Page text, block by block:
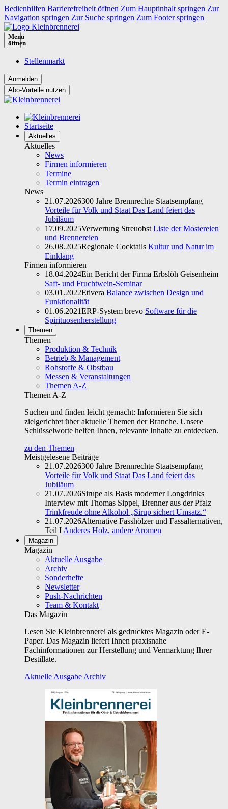
Bedienhilfen Barrierefreiheit öffnen Zum Hauptinhalt springen Zur
Navigation springen Zur Suche springen Zum Footer springen
Menü
öffnen
Stellenmarkt
Abo-Vorteile nutzen
Startseite
Aktuelles
Aktuelles
News
Firmen informieren
Termine
Termin eintragen
News
21.07.2026300 Jahre Brennrechte Staatsempfang
Vorteile für Volk und Staat Das Land feiert das
Jubiläum
17.09.2025Verwertung Streuobst Liste der Mostereien
und Brennereien
26.08.2025Regionale Cocktails Kultur und Natur im
Einklang
Firmen informieren
18.04.2024Ein Bericht der Firma Erbslöh Geisenheim
Saft- und Fruchtwein-Seminar
03.01.2022Etivera Balance zwischen Design und
Funktionalität
01.06.2021ERP-System brevo Software für die
Spirituosenherstellung
Themen
Themen
Produktion & Technik
Betrieb & Management
Rohstoffe & Obstbau
Messen & Veranstaltungen
Themen A-Z
Themen A-Z
Suchen und finden leicht gemacht: Informieren Sie sich
zielgerichtet über aktuelle Themen der Branche. Unsere
Schlüsselworte helfen Ihnen, relevante Inhalte zu entdecken.
zu den Themen
Meistgelesene Beiträge
21.07.2026300 Jahre Brennrechte Staatsempfang
Vorteile für Volk und Staat Das Land feiert das
Jubiläum
21.07.2026Sirupe als Basis moderner Longdrinks
Interview mit Thomas Sippel, Brenner aus der Pfalz
Trinkfreude ohne Alkohol „Sirup sichert Umsatz.“
21.07.2026Alternative Fasshölzer und Fassalternativen,
Teil I Anderes Holz, andere Aromen
Magazin
Magazin
Aktuelle Ausgabe
Archiv
Sonderhefte
Newsletter
Push-Nachrichten
Team & Kontakt
Das Magazin
Lesen Sie Kleinbrennerei als gedrucktes Magazin oder E-
Paper. Das Magazin liefert Ihnen praxisnahe
Fachinformationen zur Herstellung und Vermarktung Ihrer
Destillate.
Aktuelle Ausgabe Archiv